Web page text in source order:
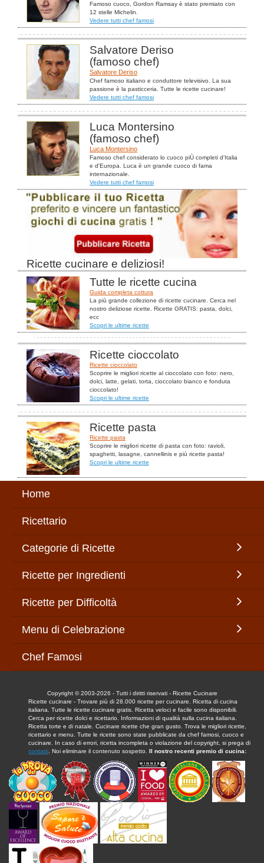
Famoso cuoco, Gordon Ramsay è stato premiato con
12 stelle Michelin.
Vedere tutti chef famosi
Salvatore Deriso
(famoso chef)
Salvatore Deriso
Chef famoso italiano e conduttore televisivo. La sua
passione è la pasticceria. Tutte le ricette cucinare!
Vedere tutti chef famosi
Luca Montersino
(famoso chef)
Luca Montersino
Famoso chef considerato lo cuoco piÙ completi d'Italia
e d'Europa. Luca è un grande cuoco di fama
internazionale.
Vedere tutti chef famosi
Ricette cucinare e deliziosi!
Tutte le ricette cucina
Guida completa cottura
La più grande collezione di ricette cucinare. Cerca nel
nostro deliziose ricette. Ricette GRATIS: pasta, dolci,
ecc
Scopri le ultime ricette
Ricette cioccolato
Ricette cioccolato
Scoprire le migliori ricette al cioccolato con foto: nero,
dolci, latte, gelati, torta, cioccolato bianco e fonduta
cioccolato!
Scopri le ultime ricette
Ricette pasta
Ricette pasta
Scoprire le migliori ricette di pasta con foto: ravioli,
spaghetti, lasagne, cannellinis e più ricette pasta!
Scopri le ultime ricette
Home
Ricettario
Categorie di Ricette
Ricette per Ingredienti
Ricette per Difficoltà
Menu di Celebrazione
Chef Famosi
Copyright © 2003-2026 - Tutti i diritti riservati - Ricette Cucinare
Ricette cucinare - Trovare più di 28.000 ricette per cucinare. Ricetta di cucina
italiana. Tutte le ricette cucinare gratis. Ricetta veloci e facile sono disponibili.
Cerca per ricette dolci e ricettario. Informazioni di qualità sulla cucina italiana.
Ricetta torte e di natale. Cucinare ricette che gran gusto. Trova le migliori ricette,
ricettario e menu. Tutte le ricette sono state pubblicate da chef famosi, cuoco e
cucinare. In caso di errori, ricetta incompleta o violazione del copyright, si prega di
contatti . Noi eliminare il contenuto sospetto. Il nostro recenti premio di cucina: